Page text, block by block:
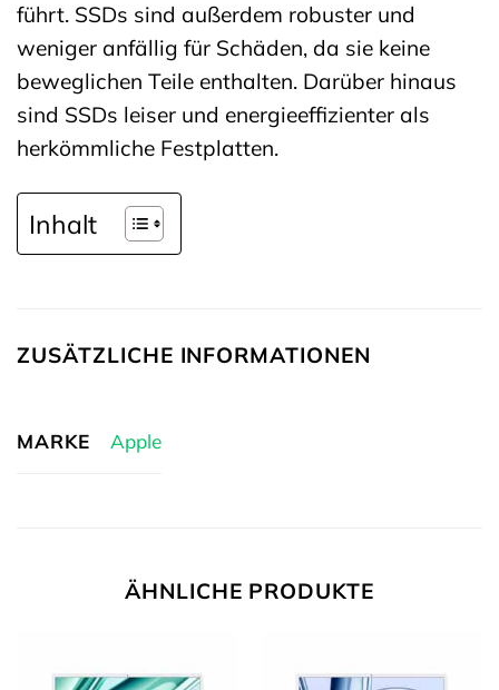
führt. SSDs sind außerdem robuster und
weniger anfällig für Schäden, da sie keine
beweglichen Teile enthalten. Darüber hinaus
sind SSDs leiser und energieeffizienter als
herkömmliche Festplatten.
Inhalt
ZUSÄTZLICHE INFORMATIONEN
MARKE Apple
ÄHNLICHE PRODUKTE